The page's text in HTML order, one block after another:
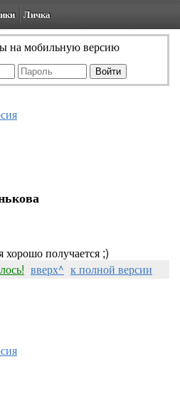
Личка
на мобильную версию
получается ;)
вверх^ к полной версии